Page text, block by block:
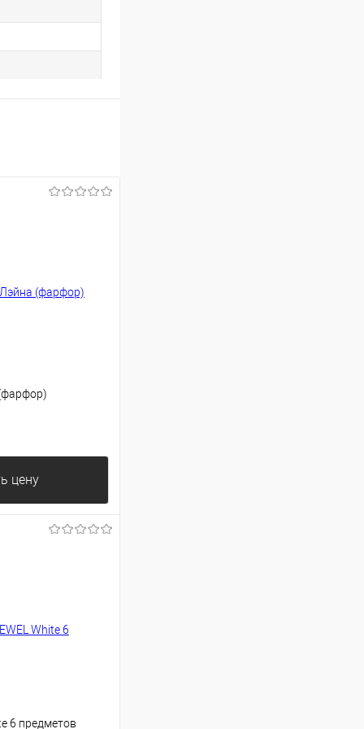
цену
6 предметов